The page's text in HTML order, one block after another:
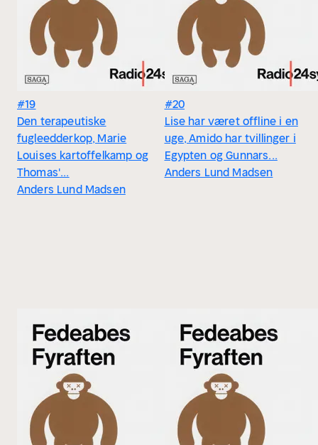
#19
Den terapeutiske
fugleedderkop, Marie
Louises kartoffelkamp og
Thomas'...
Anders Lund Madsen
#20
Lise har været offline i en
uge, Amido har tvillinger i
Egypten og Gunnars...
Anders Lund Madsen